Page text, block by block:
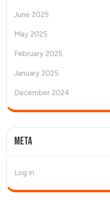
June 2025
May 2025
February 2025
January 2025
December 2024
Meta
Log in